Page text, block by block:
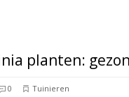
planten:
0 Tuinieren